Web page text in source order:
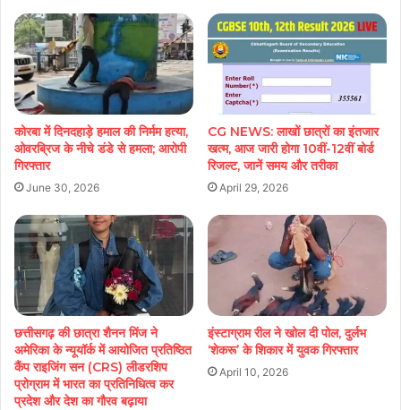
कोरबा में दिनदहाड़े हमाल की निर्मम हत्या,
ओवरब्रिज के नीचे डंडे से हमला; आरोपी
गिरफ्तार
June 30, 2026
CG NEWS: लाखों छात्रों का इंतजार
खत्म, आज जारी होगा 10वीं-12वीं बोर्ड
रिजल्ट, जानें समय और तरीका
April 29, 2026
छत्तीसगढ़ की छात्रा शैनन मिंज ने
अमेरिका के न्यूयॉर्क में आयोजित प्रतिष्ठित
कैंप राइजिंग सन (CRS) लीडरशिप
प्रोग्राम में भारत का प्रतिनिधित्व कर
प्रदेश और देश का गौरव बढ़ाया
इंस्टाग्राम रील ने खोल दी पोल, दुर्लभ
‘शेकरू’ के शिकार में युवक गिरफ्तार
April 10, 2026